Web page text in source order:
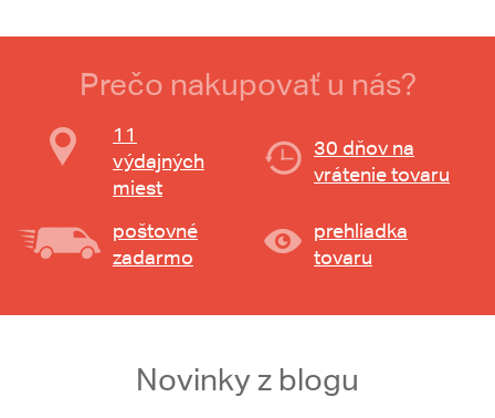
Prečo nakupovať u nás?
11
výdajných
miest
30 dňov na
vrátenie tovaru
poštovné
zadarmo
prehliadka
tovaru
Novinky z blogu